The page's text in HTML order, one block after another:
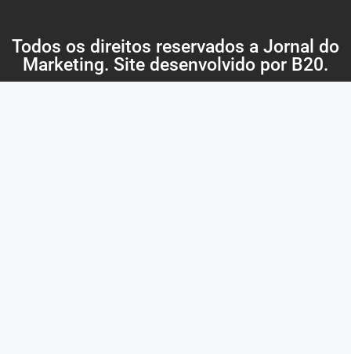
Todos os direitos reservados a Jornal do
Marketing. Site desenvolvido por B20.